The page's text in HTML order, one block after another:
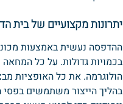
יתרונות מקצועיים של בית
ההדפסה נעשית באמצעות
בכמויות גדולות. על כל
הולוגרמה. את כל האופציות